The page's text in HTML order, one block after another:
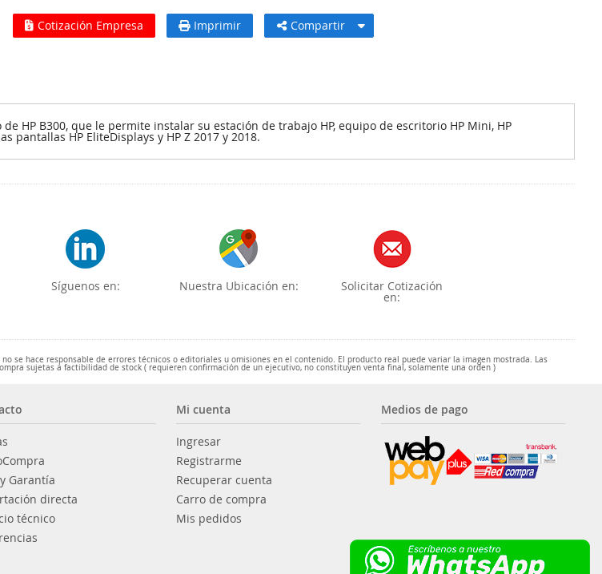
Cotización Empresa Imprimir Compartir
HP B300, que le permite instalar su estación de trabajo HP, equipo de escritorio HP Mini, HP
HP EliteDisplays y HP Z 2017 y 2018.
Síguenos en: Nuestra Ubicación en: Solicitar Cotización
en:
se hace responsable de errores técnicos o editoriales u omisiones en el contenido. El producto real puede variar la imagen mostrada. Las
sujetas a factibilidad de stock ( requieren confirmación de un ejecutivo, no constituyen venta final, solamente una orden )
Garantía
directa
técnico
Mi cuenta
Ingresar
Registrarme
Recuperar cuenta
Carro de compra
Mis pedidos
Medios de pago